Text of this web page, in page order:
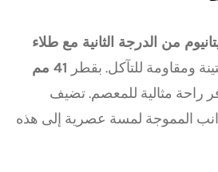
من الدرجة الثانية مع طلاء
ومقاومة للتآكل. بقطر 41 مم
راحة مثالية للمعصم. تضيف
المموجة لمسة عصرية إلى هذه